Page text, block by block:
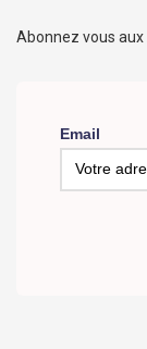
Abonnez vous
Email